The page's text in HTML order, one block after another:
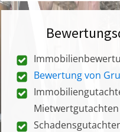
Bewertung von
Mietwertgutachten